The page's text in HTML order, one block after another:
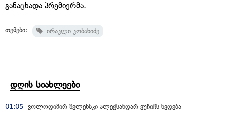
განაცხადა პრემიერმა.
თემები: ირაკლი კობახიძე
დღის სიახლეები
01:05 ვოლოდიმირ ზელენსკი ალექსანდარ ვუჩიჩს ხვდება